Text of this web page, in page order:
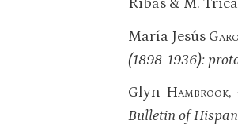
Ribas & M.
María Jesús
(1898-1936):
Glyn Hambrook,
Bulletin of